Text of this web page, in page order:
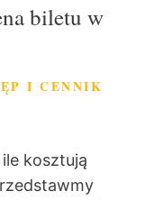
biletu w
I CENNIK
kosztują